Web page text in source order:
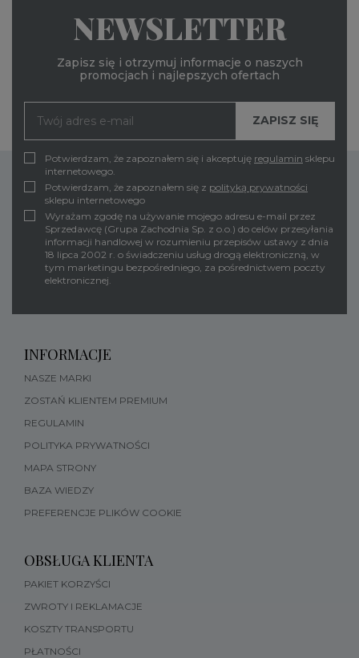
NEWSLETTER
Zapisz się i otrzymuj informacje o naszych
promocjach i najlepszych ofertach
Potwierdzam, że zapoznałem się i akceptuję regulamin sklepu
internetowego.
Potwierdzam, że zapoznałem się z polityką prywatności
sklepu internetowego
Wyrażam zgodę na używanie mojego adresu e-mail przez
Sprzedawcę (Grupa Zachodnia Sp. z o.o.) do celów przesyłania
informacji handlowej w rozumieniu przepisów ustawy z dnia
18 lipca 2002 r. o świadczeniu usług drogą elektroniczną, w
tym marketingu bezpośredniego, za pośrednictwem poczty
elektronicznej.
INFORMACJE
NASZE MARKI
ZOSTAŃ KLIENTEM PREMIUM
REGULAMIN
POLITYKA PRYWATNOŚCI
MAPA STRONY
BAZA WIEDZY
PREFERENCJE PLIKÓW COOKIE
OBSŁUGA KLIENTA
PAKIET KORZYŚCI
ZWROTY I REKLAMACJE
KOSZTY TRANSPORTU
PŁATNOŚCI